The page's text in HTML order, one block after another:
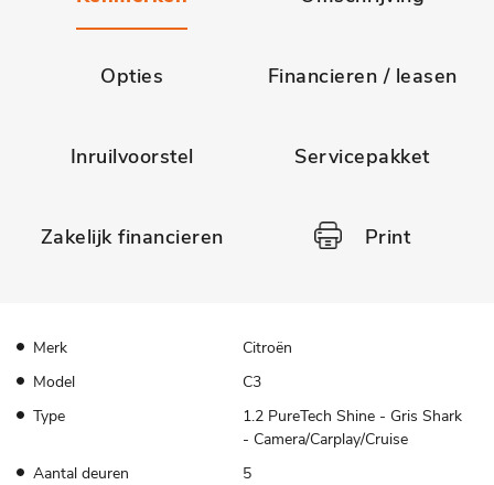
Opties Financieren / leasen
Inruilvoorstel Servicepakket
Zakelijk financieren Print
Merk
Citroën
Model
C3
Type
1.2 PureTech Shine - Gris Shark
- Camera/Carplay/Cruise
Aantal deuren
5